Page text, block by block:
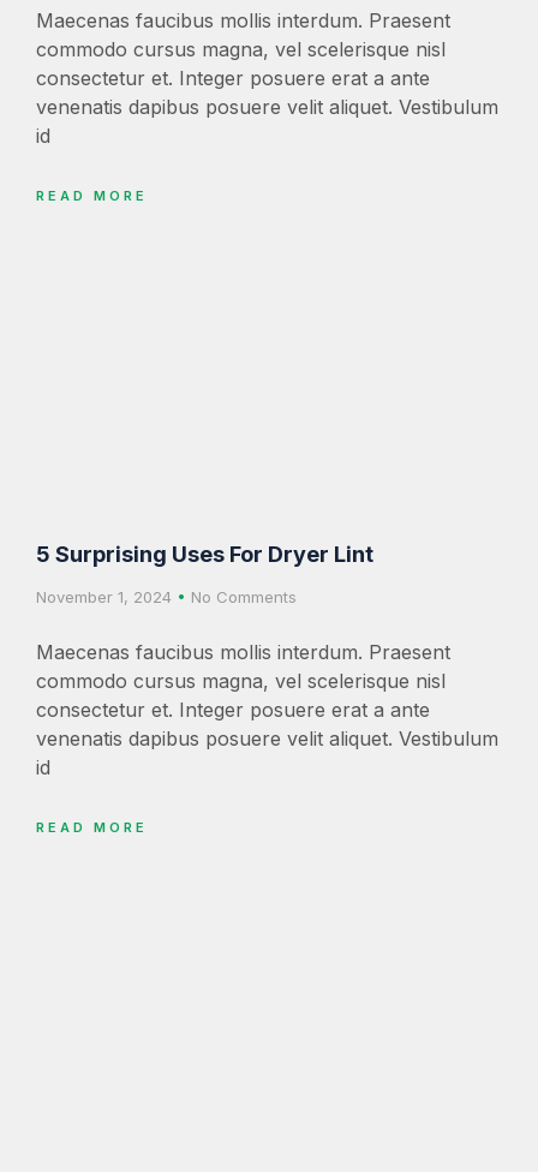
Maecenas faucibus mollis interdum. Praesent
commodo cursus magna, vel scelerisque nisl
consectetur et. Integer posuere erat a ante
venenatis dapibus posuere velit aliquet. Vestibulum
id
READ MORE
5 Surprising Uses For Dryer Lint
November 1, 2024 No Comments
Maecenas faucibus mollis interdum. Praesent
commodo cursus magna, vel scelerisque nisl
consectetur et. Integer posuere erat a ante
venenatis dapibus posuere velit aliquet. Vestibulum
id
READ MORE